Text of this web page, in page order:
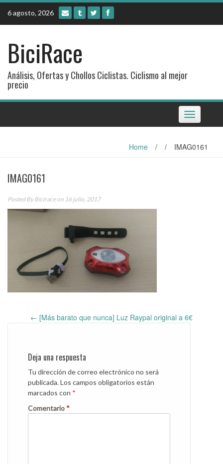
Skip
content
6 agosto, 2026
BiciRace
Análisis, Ofertas y Chollos Ciclistas. Ciclismo al mejor
precio
Toggle
navigation
Home / / IMAG0161
IMAG0161
Posted ByBiciraceon 16 julio, 2017
Post
← [Más barato que nunca] Luz Raypal original a 6€
Deja una respuesta
Tu dirección de correo electrónico no será
publicada.Los campos obligatorios están
marcados con *
Comentario *